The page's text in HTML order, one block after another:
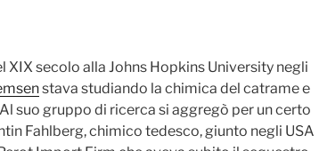
XIX secolo alla Johns Hopkins University negli
stava studiando la chimica del catrame e
suo gruppo di ricerca si aggregò per un certo
Fahlberg, chimico tedesco, giunto negli USA